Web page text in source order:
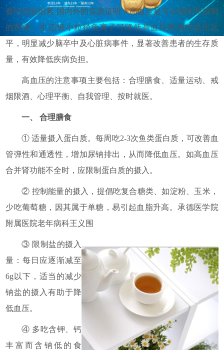
要的危险因素 国内外的实践证明，高血压是可以预防和控制
的疾病，生态级小粒径负离子可降低高血压患者的血压水
平，明显减少脑卒中及心脏病事件，显著改善患者的生存质
量，有效降低疾病负担。
高血压的注意事项主要包括：合理膳食、适量运动、戒
烟限酒、心理平衡、自我管理、按时就医。
一、 合理膳食
① 适量摄入蛋白质。每周吃2-3次鱼类蛋白质，可改善血
管弹性和通透性，增加尿钠排出，从而降低血压。如高血压
合并肾功能不全时，应限制蛋白质的摄入。
② 控制能量的摄入，提倡吃复合糖类、如淀粉、玉米，
少吃葡萄糖，因其属于单糖，易引起血脂升高。承德医学院
附属医院老年病科王义围
③ 限制盐的摄入
量：每日应逐渐减至
6g以下，适当的减少
钠盐的摄入有助于降
低血压。
④ 多吃含钾、钙
丰富而含钠低的食